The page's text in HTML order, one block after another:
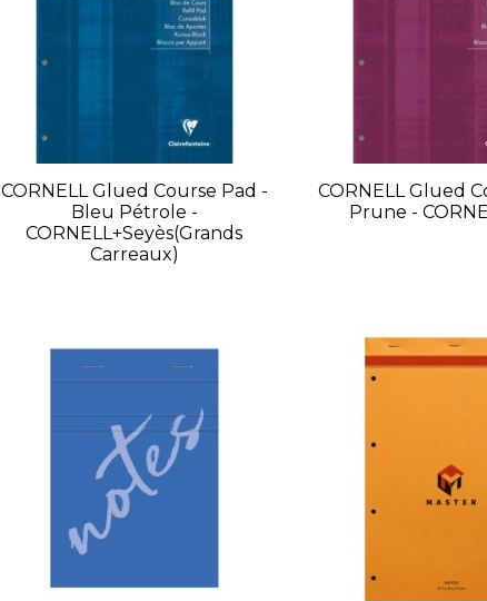
CORNELL Glued Course Pad -
Bleu Pétrole -
CORNELL+Seyès(grands
Carreaux)
CORNELL Glued
Prune -